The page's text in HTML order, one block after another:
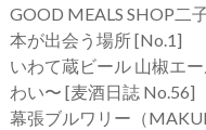
GOOD MEALS SHOP二
本が出会う場所 [No.1]
いわて蔵ビール 山椒エ
わい〜 [麦酒日誌 No.56]
幕張ブルワリー（